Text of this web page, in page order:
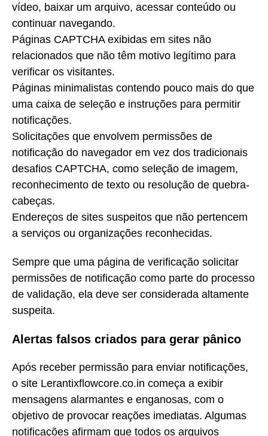
vídeo, baixar um arquivo, acessar conteúdo ou
continuar navegando.
Páginas CAPTCHA exibidas em sites não
relacionados que não têm motivo legítimo para
verificar os visitantes.
Páginas minimalistas contendo pouco mais do que
uma caixa de seleção e instruções para permitir
notificações.
Solicitações que envolvem permissões de
notificação do navegador em vez dos tradicionais
desafios CAPTCHA, como seleção de imagem,
reconhecimento de texto ou resolução de quebra-
cabeças.
Endereços de sites suspeitos que não pertencem
a serviços ou organizações reconhecidas.
Sempre que uma página de verificação solicitar
permissões de notificação como parte do processo
de validação, ela deve ser considerada altamente
suspeita.
Alertas falsos criados para gerar pânico
Após receber permissão para enviar notificações,
o site Lerantixflowcore.co.in começa a exibir
mensagens alarmantes e enganosas, com o
objetivo de provocar reações imediatas. Algumas
notificações afirmam que todos os arquivos